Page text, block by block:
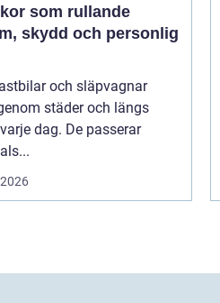
som rullande
skydd och personlig
och släpvagnar
städer och längs
dag. De passerar